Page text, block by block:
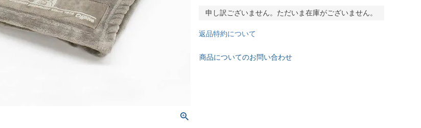
申し訳ございません。ただいま在庫がございません。
返品特約について
商品についてのお問い合わせ